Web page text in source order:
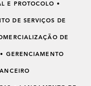
E PROTOCOLO •
DE SERVIÇOS DE
DE
GERENCIAMENTO